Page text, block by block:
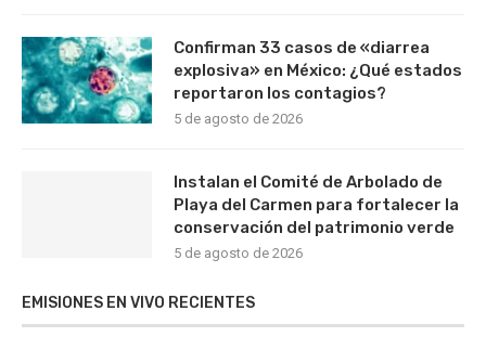
Confirman 33 casos de «diarrea
explosiva» en México: ¿Qué estados
reportaron los contagios?
5 de agosto de 2026
Instalan el Comité de Arbolado de
Playa del Carmen para fortalecer la
conservación del patrimonio verde
5 de agosto de 2026
EMISIONES EN VIVO RECIENTES